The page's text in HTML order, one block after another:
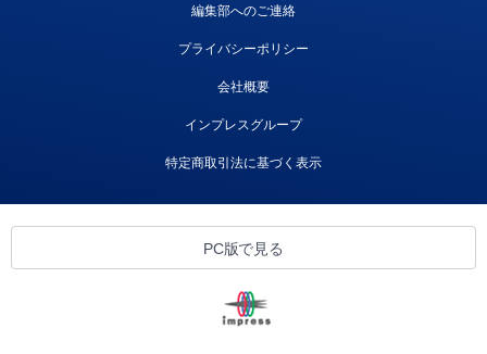
編集部へのご連絡
プライバシーポリシー
会社概要
インプレスグループ
特定商取引法に基づく表示
PC版で見る